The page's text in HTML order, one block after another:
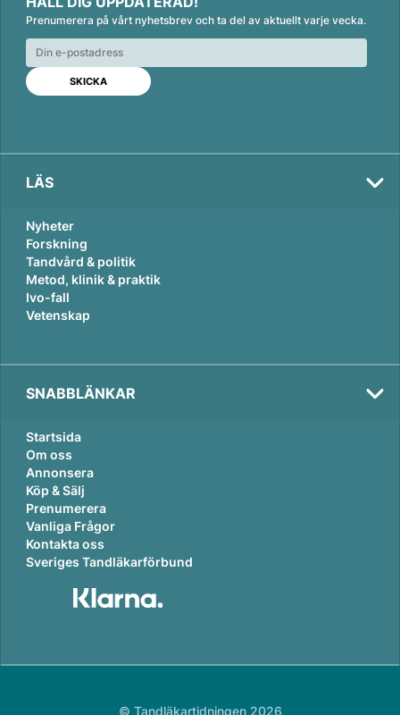
n
k
e
d
n
c
e
b
o
o
k
a
i
l
Prenumerera på vårt nyhetsbrev och ta del av aktuellt varje vecka.
LÄS
Nyheter
Forskning
Tandvård & politik
Metod, klinik & praktik
Ivo-fall
Vetenskap
SNABBLÄNKAR
Startsida
Om oss
Annonsera
Köp & Sälj
Prenumerera
Vanliga Frågor
Kontakta oss
Sveriges Tandläkarförbund
© Tandläkartidningen 2026